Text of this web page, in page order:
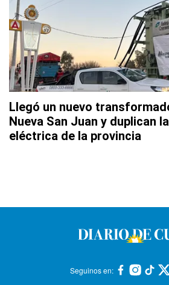
Llegó un nuevo
Nueva San Juan y duplican
eléctrica de la provincia
Seguinos en: